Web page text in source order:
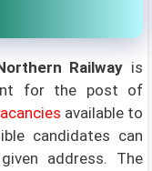
Railway is
for the post of
available to
candidates can
address. The